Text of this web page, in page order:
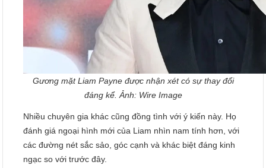
Gương mặt Liam Payne được nhận xét có sự thay đổi
đáng kể. Ảnh: Wire Image
Nhiều chuyên gia khác cũng đồng tình với ý kiến này. Họ
đánh giá ngoại hình mới của Liam nhìn nam tính hơn, với
các đường nét sắc sảo, góc cạnh và khác biệt đáng kinh
ngạc so với trước đây.